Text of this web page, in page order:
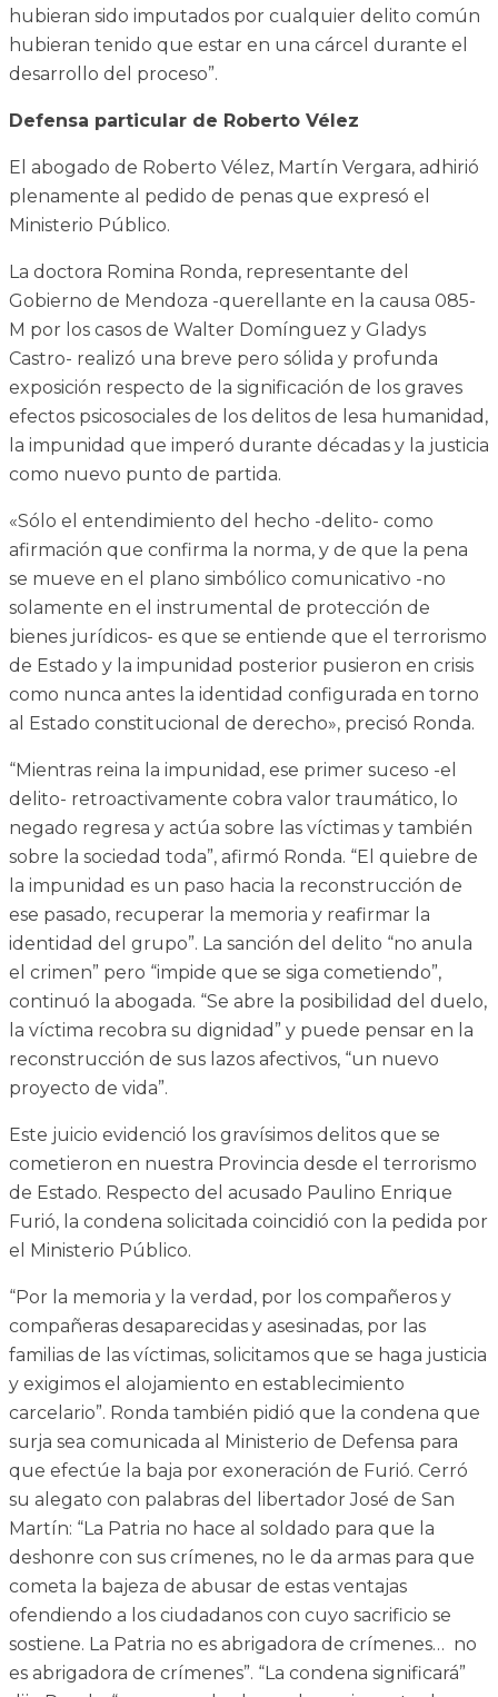
hubieran sido imputados por cualquier delito común
hubieran tenido que estar en una cárcel durante el
desarrollo del proceso”.
Defensa particular de Roberto Vélez
El abogado de Roberto Vélez, Martín Vergara, adhirió
plenamente al pedido de penas que expresó el
Ministerio Público.
La doctora Romina Ronda, representante del
Gobierno de Mendoza -querellante en la causa 085-
M por los casos de Walter Domínguez y Gladys
Castro- realizó una breve pero sólida y profunda
exposición respecto de la significación de los graves
efectos psicosociales de los delitos de lesa humanidad,
la impunidad que imperó durante décadas y la justicia
como nuevo punto de partida.
«Sólo el entendimiento del hecho -delito- como
afirmación que confirma la norma, y de que la pena
se mueve en el plano simbólico comunicativo -no
solamente en el instrumental de protección de
bienes jurídicos- es que se entiende que el terrorismo
de Estado y la impunidad posterior pusieron en crisis
como nunca antes la identidad configurada en torno
al Estado constitucional de derecho», precisó Ronda.
“Mientras reina la impunidad, ese primer suceso -el
delito- retroactivamente cobra valor traumático, lo
negado regresa y actúa sobre las víctimas y también
sobre la sociedad toda”, afirmó Ronda. “El quiebre de
la impunidad es un paso hacia la reconstrucción de
ese pasado, recuperar la memoria y reafirmar la
identidad del grupo”. La sanción del delito “no anula
el crimen” pero “impide que se siga cometiendo”,
continuó la abogada. “Se abre la posibilidad del duelo,
la víctima recobra su dignidad” y puede pensar en la
reconstrucción de sus lazos afectivos, “un nuevo
proyecto de vida”.
Este juicio evidenció los gravísimos delitos que se
cometieron en nuestra Provincia desde el terrorismo
de Estado. Respecto del acusado Paulino Enrique
Furió, la condena solicitada coincidió con la pedida por
el Ministerio Público.
“Por la memoria y la verdad, por los compañeros y
compañeras desaparecidas y asesinadas, por las
familias de las víctimas, solicitamos que se haga justicia
y exigimos el alojamiento en establecimiento
carcelario”. Ronda también pidió que la condena que
surja sea comunicada al Ministerio de Defensa para
que efectúe la baja por exoneración de Furió. Cerró
su alegato con palabras del libertador José de San
Martín: “La Patria no hace al soldado para que la
deshonre con sus crímenes, no le da armas para que
cometa la bajeza de abusar de estas ventajas
ofendiendo a los ciudadanos con cuyo sacrificio se
sostiene. La Patria no es abrigadora de crímenes… no
es abrigadora de crímenes”. “La condena significará”